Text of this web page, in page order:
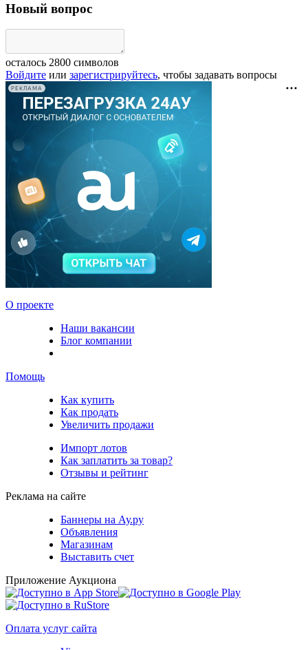
Новый вопрос
осталось 2800 символов
Войдите или зарегистрируйтесь, чтобы задавать вопросы
РЕКЛАМА
О проекте
Наши вакансии
Блог компании
Помощь
Как купить
Как продать
Увеличить продажи
Импорт лотов
Как заплатить за товар?
Отзывы и рейтинг
Реклама на сайте
Баннеры на Ау.ру
Объявления
Магазинам
Выставить счет
Приложение Аукциона
Оплата услуг сайта